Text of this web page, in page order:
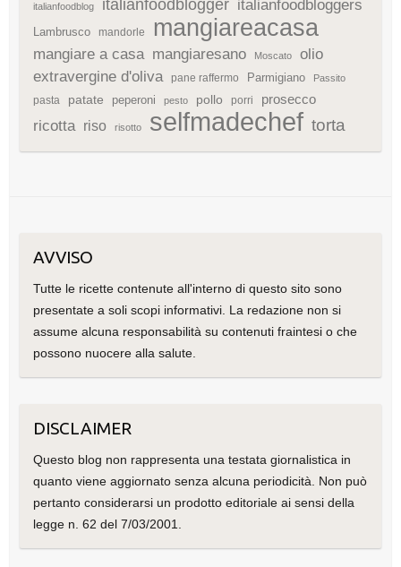
italianfoodblog italianfoodblogger italianfoodbloggers
Lambrusco mandorle mangiareacasa
mangiare a casa mangiaresano Moscato
olio
extravergine d'oliva
pane raffermo Parmigiano Passito
pasta patate peperoni pesto pollo porri prosecco
ricotta riso risotto selfmadechef torta
AVVISO
Tutte le ricette contenute all'interno di questo sito sono
presentate a soli scopi informativi. La redazione non si
assume alcuna responsabilità su contenuti fraintesi o che
possono nuocere alla salute.
DISCLAIMER
Questo blog non rappresenta una testata giornalistica in
quanto viene aggiornato senza alcuna periodicità. Non può
pertanto considerarsi un prodotto editoriale ai sensi della
legge n. 62 del 7/03/2001.